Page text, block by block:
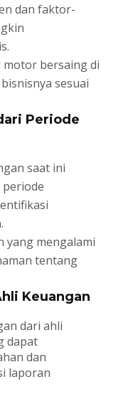
dan faktor-
bersaing di
sesuai
Periode
saat ini
yang mengalami
tentang
Keuangan
dari ahli
dapat
dan
laporan